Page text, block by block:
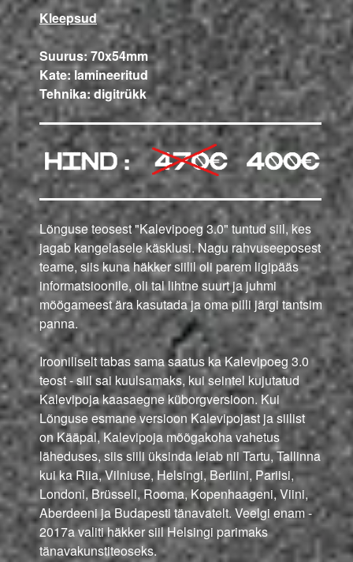
Kleepsud
Suurus: 70x54mm
Kate: lamineeritud
Tehnika: digitrükk
Lõnguse teosest "Kalevipoeg 3.0" tuntud siil, kes
jagab kangelasele käsklusi. Nagu rahvuseeposest
teame, siis kuna häkker siilil oli parem ligipääs
informatsioonile, oli tal lihtne suurt ja juhmi
möögameest ära kasutada ja oma pilli järgi tantsima
panna.
Irooniliselt tabas sama saatus ka Kalevipoeg 3.0
teost - siil sai kuulsamaks, kui seintel kujutatud
Kalevipoja kaasaegne küborgversioon. Kui
Lõnguse esmane versioon Kalevipojast ja siilist
on Kääpal, Kalevipoja mõõgakoha vahetus
läheduses, siis siili üksinda leiab nii Tartu, Tallinna
kui ka Riia, Vilniuse, Helsingi, Berliini, Pariisi,
Londoni, Brüsseli, Rooma, Kopenhaageni, Viini,
Aberdeeni ja Budapesti tänavatelt. Veelgi enam -
2017a valiti häkker siil Helsingi parimaks
tänavakunstiteoseks.